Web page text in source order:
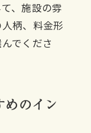
、施設の雰
柄、料金形
でくださ
のイン